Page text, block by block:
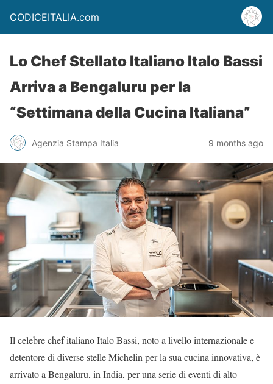
CODICEITALIA.com
Lo Chef Stellato Italiano Italo Bassi
Arriva a Bengaluru per la
“Settimana della Cucina Italiana”
Agenzia Stampa Italia 9 months ago
Il celebre chef italiano Italo Bassi, noto a livello internazionale e
detentore di diverse stelle Michelin per la sua cucina innovativa, è
arrivato a Bengaluru, in India, per una serie di eventi di alto